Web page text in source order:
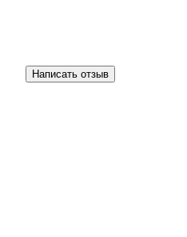
Написать отзыв